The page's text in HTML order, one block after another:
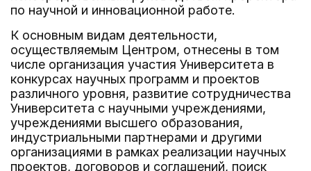
по научной и инновационной работе.
К основным видам деятельности,
осуществляемым Центром, отнесены в том
числе организация участия Университета в
конкурсах научных программ и проектов
различного уровня, развитие сотрудничества
Университета с научными учреждениями,
учреждениями высшего образования,
индустриальными партнерами и другими
организациями в рамках реализации научных
проектов, договоров и соглашений, поиск